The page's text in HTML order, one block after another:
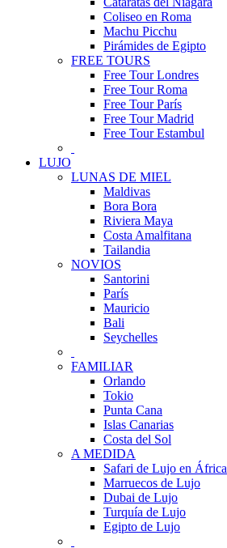
Coliseo en Roma
Machu Picchu
Pirámides de Egipto
FREE TOURS
Free Tour Londres
Free Tour Roma
Free Tour París
Free Tour Madrid
Free Tour Estambul
LUJO
LUNAS DE MIEL
Maldivas
Bora Bora
Riviera Maya
Costa Amalfitana
Tailandia
NOVIOS
Santorini
París
Mauricio
Bali
Seychelles
FAMILIAR
Orlando
Tokio
Punta Cana
Islas Canarias
Costa del Sol
A MEDIDA
Safari de Lujo en África
Marruecos de Lujo
Dubai de Lujo
Turquía de Lujo
Egipto de Lujo